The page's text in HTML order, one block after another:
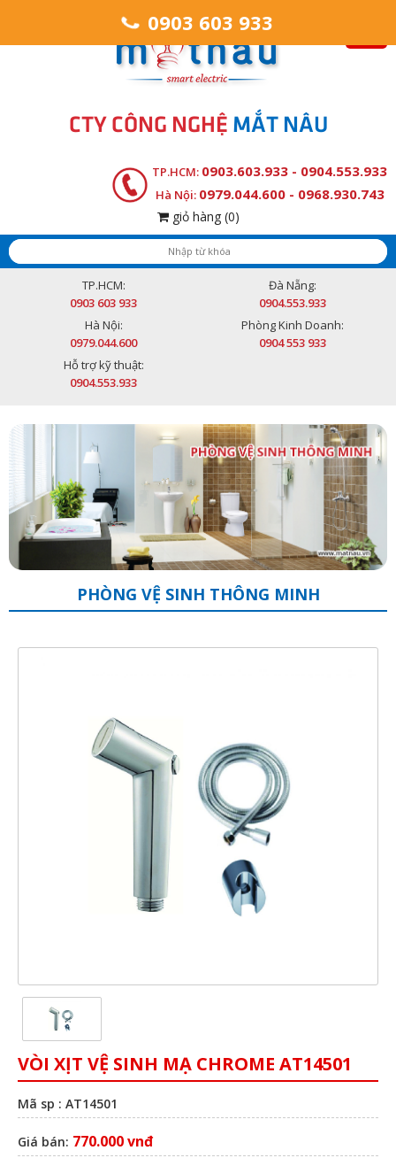
CTY CÔNG NGHỆ MẮT NÂU
TP.HCM: 0903.603.933 - 0904.553.933
Hà Nội: 0979.044.600 - 0968.930.743
giỏ hàng (0)
TP.HCM:
0903 603 933
Đà Nẵng:
0904.553.933
Hà Nội:
0979.044.600
Phòng Kinh Doanh:
0904 553 933
Hỗ trợ kỹ thuật:
0904.553.933
PHÒNG VỆ SINH THÔNG MINH
VÒI XỊT VỆ SINH MẠ CHROME AT14501
Mã sp : AT14501
Giá bán: 770.000 vnđ
0903 603 933